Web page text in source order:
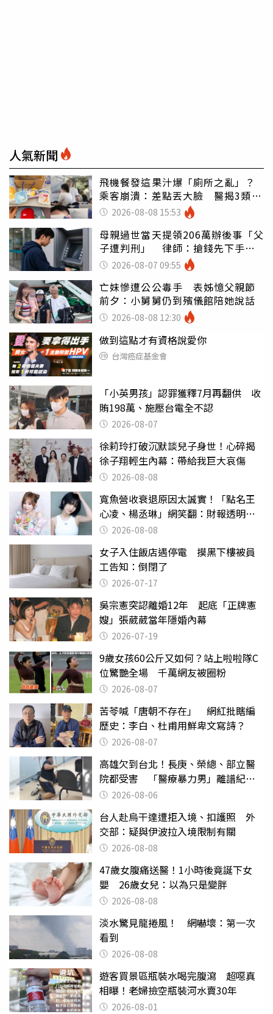
人氣新聞
飛機餐發這果汁爆「廁所之亂」？
乘客崩潰：差點丟大臉 醫揭3類人
別亂喝
2026-08-08 15:53
母親過世當天提領206萬辦後事「父
子遭判刑」 律師：搶錢先下手是
罪 2026-08-07 09:55
亡妹慘遭公公毒手 表姊憶父親節
前夕：小舅舅仍到殯儀館陪她說話
2026-08-08 12:30
做到這點才有資格說愛你
台灣癌症基金會
「小英男孩」認罪獲釋7月再翻供 收
賄198萬、施壓台電全不認
2026-08-07
徐莉玲打破沉默談兒子身世！心碎揭
徐子翔輕生內幕：帶給我巨大哀傷
2026-08-08
寬魚營收衰退原因太誠實！「點名王
心凌、楊丞琳」網笑翻：財報透明度
滿分2026-08-08
女子入住飯店遇停電 摸黑下樓被員
工告知：倒閉了
2026-07-17
吳宗憲突認離婚12年 起底「正牌憲
嫂」張葳葳當年隱婚內幕
2026-07-19
9歲女孩60公斤又如何？站上啦啦隊C
位驚艷全場 千萬網友被圈粉
2026-08-07
苦苓喊「唐朝不存在」 網紅批瞎編
歷史：李白、杜甫用鮮卑文寫詩？
2026-08-07
高雄欠到台北！長庚、榮總、部立醫
院都受害 「醫療暴力男」離譜紀錄
曝光2026-08-06
台人赴烏干達遭拒入境、扣護照 外
交部：疑與伊波拉入境限制有關
2026-08-08
47歲女腹痛送醫！1小時後竟誕下女
嬰 26歲女兒：以為只是變胖
2026-08-08
淡水驚見龍捲風！ 網嚇壞：第一次
看到
2026-08-08
遊客買景區瓶裝水喝完腹瀉 超噁真
相曝！老婦撿空瓶裝河水賣30年
2026-08-01